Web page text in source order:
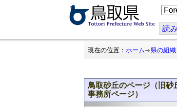
こ
の
ジ
を
翻
読
現在の位置： ホーム 県の組
鳥取砂丘のページ（旧砂
事務所ページ）